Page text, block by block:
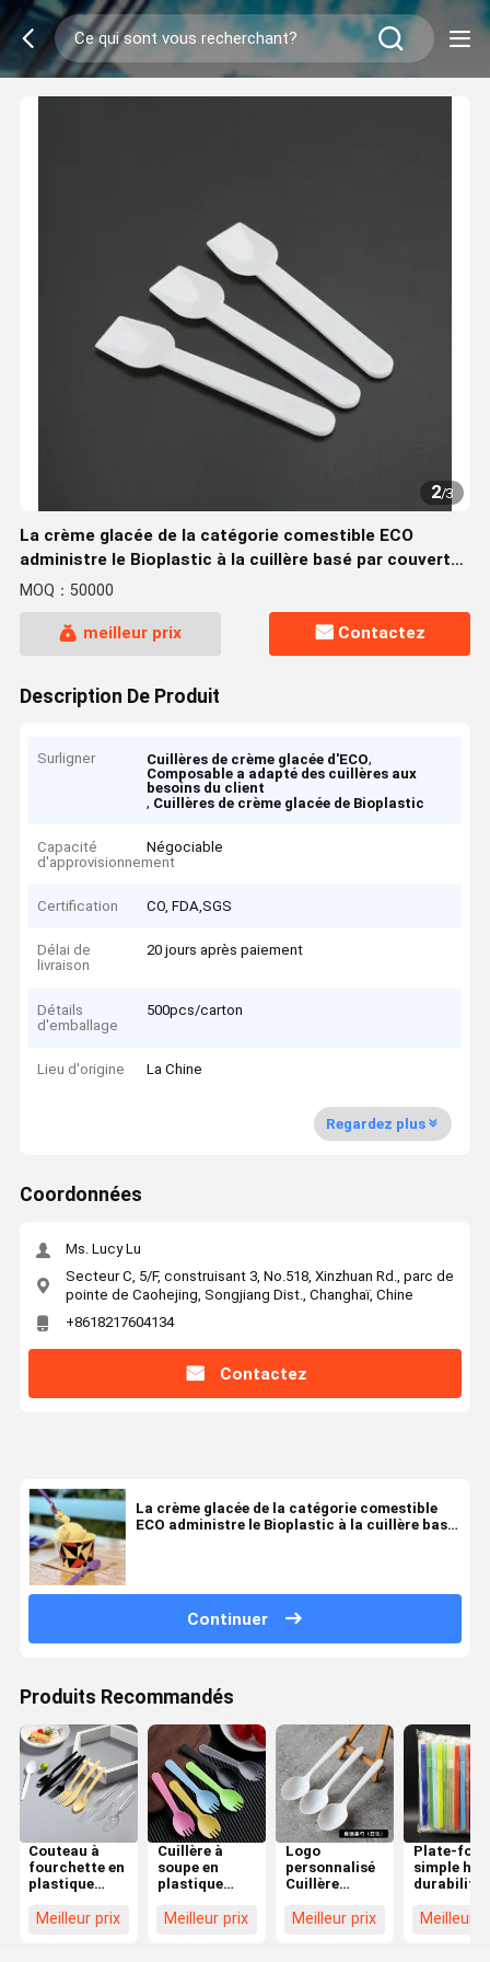
2/3
La crème glacée de la catégorie comestible ECO
administre le Bioplastic à la cuillère basé par couverts
de PLA jetable
MOQ：50000
meilleur prix Contactez
Description De Produit
Surligner Cuillères de crème glacée d'ECO,
Composable a adapté des cuillères aux
besoins du client
, Cuillères de crème glacée de Bioplastic
Capacité
d'approvisionnement
Négociable
Certification CO, FDA,SGS
Délai de
livraison
20 jours après paiement
Détails
d'emballage
500pcs/carton
Lieu d'origine La Chine
Regardez plus
Coordonnées
Ms. Lucy Lu
Secteur C, 5/F, construisant 3, No.518, Xinzhuan Rd., parc de
pointe de Caohejing, Songjiang Dist., Changhaï, Chine
+8618217604134
Contactez
La crème glacée de la catégorie comestible
ECO administre le Bioplastic à la cuillère basé
Continuer
Produits Recommandés
Couteau à
fourchette en
plastique
logo
Meilleur prix
Cuillère à
soupe en
plastique
élégante
Meilleur prix
Logo
personnalisé
Cuillère
couteau lave-
Meilleur prix
Plate-
simple
durabilité
besoins
Meilleur